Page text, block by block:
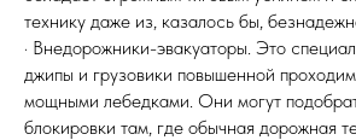
технику даже из, казалось бы,
· Внедорожники-эвакуаторы. Это
джипы и грузовики повышенной
мощными лебедками. Они могут
блокировки там, где обычная дорожная